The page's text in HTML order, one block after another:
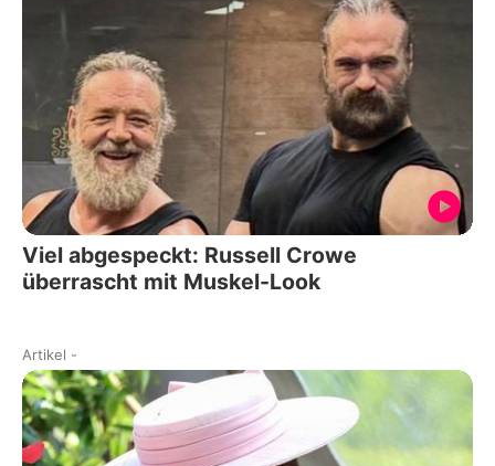
Viel abgespeckt: Russell Crowe
überrascht mit Muskel-Look
Artikel -